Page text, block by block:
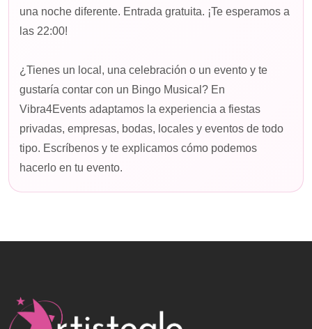
una noche diferente. Entrada gratuita. ¡Te esperamos a
las 22:00!
¿Tienes un local, una celebración o un evento y te
gustaría contar con un Bingo Musical? En
Vibra4Events adaptamos la experiencia a fiestas
privadas, empresas, bodas, locales y eventos de todo
tipo. Escríbenos y te explicamos cómo podemos
hacerlo en tu evento.